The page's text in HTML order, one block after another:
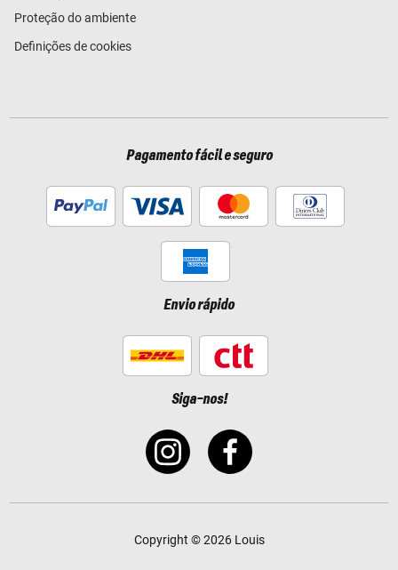
Proteção do ambiente
Definições de cookies
Pagamento fácil e seguro
Envio rápido
Siga-nos!
Copyright © 2026 Louis